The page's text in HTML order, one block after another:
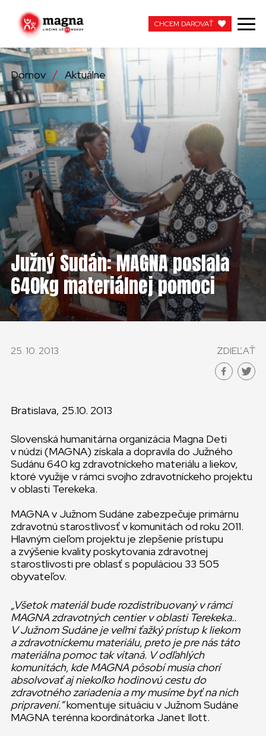
CHCEM DAROVAŤ
NAŠA PRÁCA
O NÁS
AKTUÁLNE
ZAPOJTE SA
APOTEKA + PINAKOTEKA
PRACUJTE S NAMI
KONTAKT
SLOVENSKO
CHCEM DAROVAŤ
Domov Aktuálne
Južný Sudán: MAGNA poslala
640kg materiálnej pomoci
25. 10. 2013 ZDIEĽAŤ
Bratislava, 25.10. 2013
Slovenská humanitárna organizácia Magna Deti
v núdzi (MAGNA) získala a dopravila do Južného
Sudánu 640 kg zdravotníckeho materiálu a liekov,
ktoré využije v rámci svojho zdravotníckeho projektu
v oblasti Terekeka.
MAGNA v Južnom Sudáne zabezpečuje primárnu
zdravotnú starostlivosť v komunitách od roku 2011.
Hlavným cieľom projektu je zlepšenie prístupu
a zvýšenie kvality poskytovania zdravotnej
starostlivosti pre oblasť s populáciou 33 505
obyvateľov.
„Všetok materiál bude rozdistribuovaný v rámci
MAGNA zdravotných centier v oblasti Terekeka..
V Južnom Sudáne je veľmi ťažký prístup k liekom
a zdravotníckemu materiálu, preto je pre nás táto
materiálna pomoc tak vítaná. V odľahlých
komunitách, kde MAGNA pôsobí musia chorí
absolvovať aj niekoľko hodinovú cestu do
zdravotného zariadenia a my musíme byť na nich
pripravení.“komentuje situáciu v Južnom Sudáne
MAGNA terénna koordinátorka Janet Ilott.